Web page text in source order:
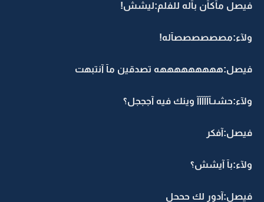
فيصل مآكآن بآله للفلم:ليشش!
ولآء:مصصصصصصآله!
فيصل:هههههههههه تصدقين مآ آنتبهت
ولآء:حشىـآآآآآآ وينك فيه آجججل؟
فيصل:آفكر
ولآء:بآ آيشش؟
فيصل:آدور لك حححل